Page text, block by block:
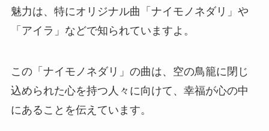
魅力は、特にオリジナル曲「ナイモノネダリ」や
「アイラ」などで知られていますよ。
この「ナイモノネダリ」の曲は、空の鳥籠に閉じ
込められた心を持つ人々に向けて、幸福が心の中
にあることを伝えています。